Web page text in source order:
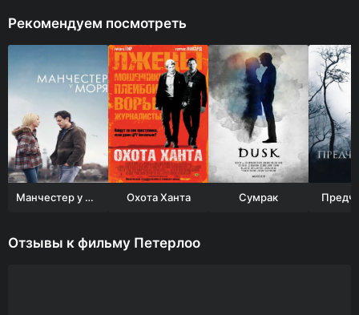
Рекомендуем посмотреть
Манчестер у моря Охота Ханта Сумрак
Отзывы к фильму Петерлоо